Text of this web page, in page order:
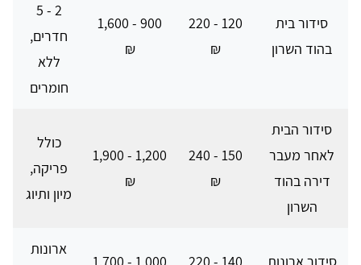
סידור בית
בהוד השרון
120 - 220
₪
900 - 1,600
₪
2 - 5
חדרים,
ללא
חומרים
סידור הבית
לאחר מעבר
דירה בהוד
השרון
150 - 240
₪
1,200 - 1,900
₪
כולל
פריקה,
מיון ותיוג
ארונות